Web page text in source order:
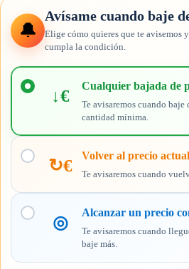
🔔
Avísame cuando baje
Elige cómo quieres que te avisemos
cumpla la condición.
Elige
cuándo
quieres
aviso
↓€
Cualquier bajada de
Te avisaremos cuando baje
cantidad mínima.
↻€
Volver al precio
Te avisaremos cuando
◎
Alcanzar un precio
Te avisaremos cuando
baje más.